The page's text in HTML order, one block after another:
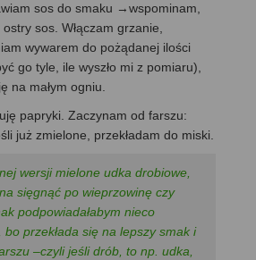
sos do smaku →wspominam,
sos. Włączam grzanie,
wywarem do pożądanej ilości
go tyle, ile wyszło mi z pomiaru),
na małym ogniu.
papryki. Zaczynam od farszu:
już zmielone, przekładam do miski.
wersji mielone udka drobiowe,
sięgnąć po wieprzowinę czy
podpowiadałabym nieco
bo przekłada się na lepszy smak i
–czyli jeśli drób, to np. udka,